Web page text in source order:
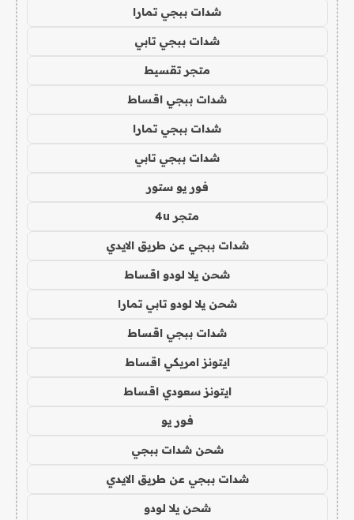
شدات ببجي تمارا
شدات ببجي تابي
متجر تقسيط
شدات ببجي اقساط
شدات ببجي تمارا
شدات ببجي تابي
فور يو ستور
متجر 4u
شدات ببجي عن طريق الايدي
شحن يلا لودو اقساط
شحن يلا لودو تابي تمارا
شدات ببجي اقساط
ايتونز امريكي اقساط
ايتونز سعودي اقساط
فور يو
شحن شدات ببجي
شدات ببجي عن طريق الايدي
شحن يلا لودو